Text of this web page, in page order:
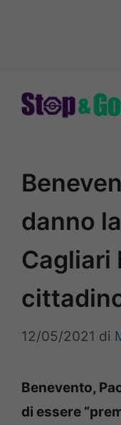
danno
Cagliari
12/05/2021 di
Benevento,
di essere